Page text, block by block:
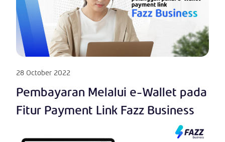
28 October 2022
Pembayaran Melalui e-Wallet pada
Fitur Payment Link Fazz Business